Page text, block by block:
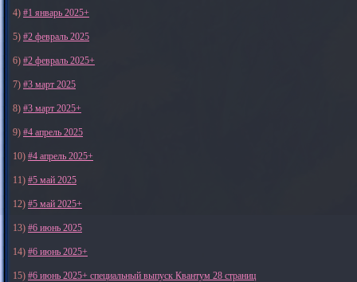
4) #1 январь 2025+
5) #2 февраль 2025
6) #2 февраль 2025+
7) #3 март 2025
8) #3 март 2025+
9) #4 апрель 2025
10) #4 апрель 2025+
11) #5 май 2025
12) #5 май 2025+
13) #6 июнь 2025
14) #6 июнь 2025+
15) #6 июнь 2025+ специальный выпуск Квантум 28 страниц